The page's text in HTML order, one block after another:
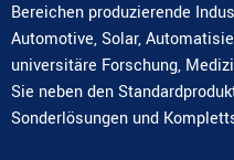
Bereichen produzierende
Automotive, Solar,
universitäre Forschung,
Sie neben den
Sonderlösungen und